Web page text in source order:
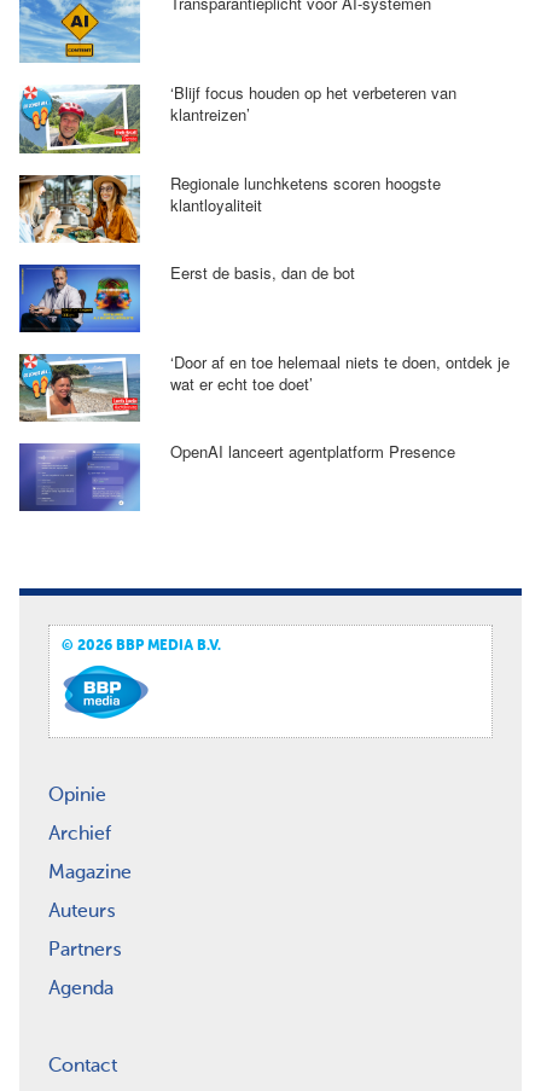
‘Blijf focus houden op het verbeteren van
klantreizen’
Regionale lunchketens scoren hoogste
klantloyaliteit
Eerst de basis, dan de bot
‘Door af en toe helemaal niets te doen, ontdek je
wat er echt toe doet’
OpenAI lanceert agentplatform Presence
© 2026 BBP MEDIA B.V.
Opinie
Archief
Magazine
Auteurs
Partners
Agenda
Contact